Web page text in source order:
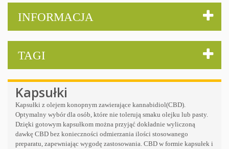
INFORMACJA
TAGI
Kapsułki
Kapsułki z olejem konopnym zawierające kannabidiol(CBD).
Optymalny wybór dla osób, które nie tolerują smaku olejku lub pasty.
Dzięki gotowym kapsułkom można przyjąć dokładnie wyliczoną
dawkę CBD bez konieczności odmierzania ilości stosowanego
preparatu, zapewniając wygodę zastosowania. CBD w formie kapsułek i